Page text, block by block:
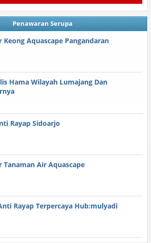
Penawaran Serupa
Keong Aquascape Pangandaran
Hama Wilayah Lumajang Dan
Rayap Sidoarjo
Tanaman Air Aquascape
Rayap Terpercaya Hub:mulyadi